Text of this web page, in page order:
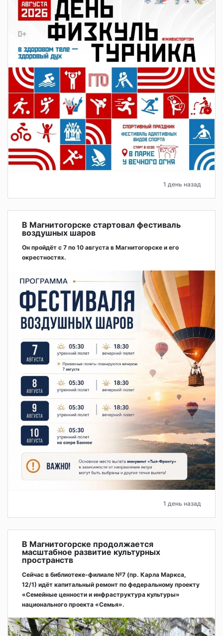
1 день назад
В Магнитогорске стартовал фестиваль
воздушных шаров
Он пройдёт с 7 по 10 августа в Магнитогорске и его
окрестностях.
1 день назад
В Магнитогорске продолжается
масштабное развитие культурных
пространств
Сейчас в библиотеке-филиале №7 (пр. Карла Маркса,
12/1) идёт капитальный ремонт по федеральному проекту
«Семейные ценности и инфраструктура культуры»
национального проекта «Семья».